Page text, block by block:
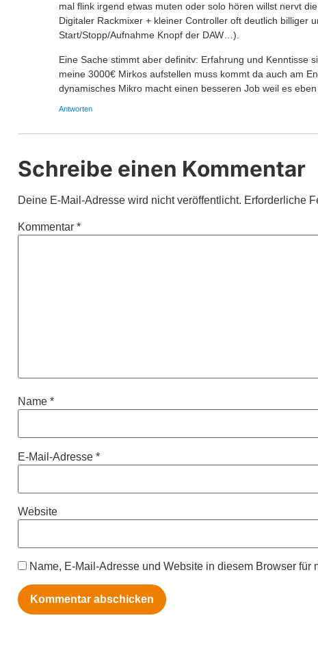
mal flink irgend etwas muten oder solo hören willst nervt
Digitaler Rackmixer + kleiner Controller oft deutlich billiger
Start/Stopp/Aufnahme Knopf der DAW…).
Eine Sache stimmt aber definitv: Erfahrung und Kenntisse
meine 3000€ Mirkos aufstellen muss kommt da auch am
dynamisches Mikro macht einen besseren Job weil es
Antworten
Schreibe einen Kommentar
Deine E-Mail-Adresse wird nicht veröffentlicht. Erforderliche
Kommentar *
Name *
E-Mail-Adresse *
Website
Name, E-Mail-Adresse und Website in diesem Browser für